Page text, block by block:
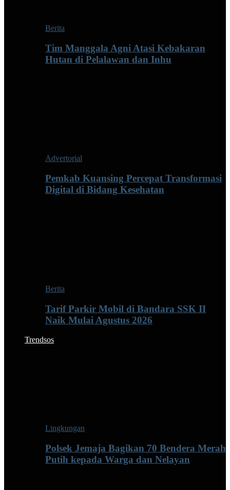
Berita
Tim Manggala Agni Atasi Kebakaran
Hutan di Pelalawan dan Inhu
Advertorial
Pemkab Kuansing Percepat Transformasi
Digital di Bidang Kesehatan
Berita
Tarif Parkir Mobil di Bandara SSK II
Naik Mulai Agustus 2026
Trendsos
Lingkungan
Polsek Jemaja Bagikan 70 Bendera Merah
Putih kepada Warga dan Nelayan